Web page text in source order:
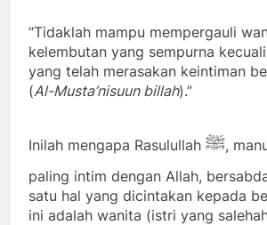
“Tidaklah mampu mempergauli
kelembutan yang sempurna
yang telah merasakan keintiman
(Al-Musta’nisuun billah).”
Inilah mengapa Rasulullah ﷺ,
paling intim dengan Allah,
satu hal yang dicintakan kepada
ini adalah wanita (istri yang